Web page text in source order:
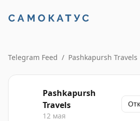
Telegram Feed / Pashkapursh Travels
Pashkapursh
Travels
12 мая